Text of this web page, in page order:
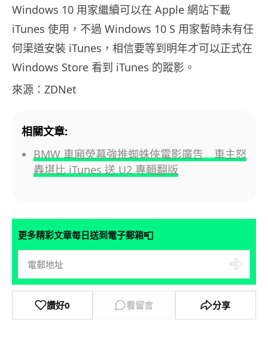
Windows 10 用家繼續可以在 Apple 網站下載
iTunes 使用，不過 Windows 10 S 用家暫時未有任
何渠道安裝 iTunes，相信要等到明年才可以正式在
Windows Store 看到 iTunes 的蹤影。
來源：ZDNet
相關文章:
BMW 車廂熒幕強推蜘蛛俠電影廣告 車主怒
轟堪比 iTunes 送 U2 專輯翻版
更多精彩文章每日送到電子郵箱📮
讚好0 看留言 分享